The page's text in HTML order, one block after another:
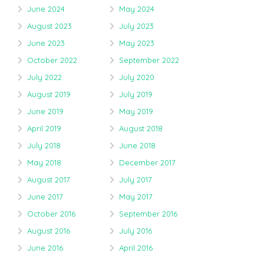
June 2024
May 2024
August 2023
July 2023
June 2023
May 2023
October 2022
September 2022
July 2022
July 2020
August 2019
July 2019
June 2019
May 2019
April 2019
August 2018
July 2018
June 2018
May 2018
December 2017
August 2017
July 2017
June 2017
May 2017
October 2016
September 2016
August 2016
July 2016
June 2016
April 2016